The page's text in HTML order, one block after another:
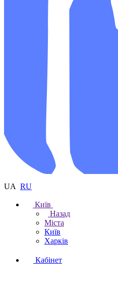
UA RU
Київ
Назад
Міста
Київ
Харків
Кабінет